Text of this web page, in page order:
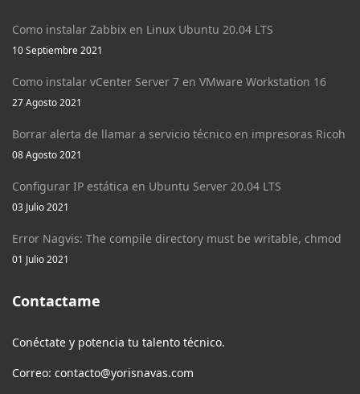
Como instalar Zabbix en Linux Ubuntu 20.04 LTS
10 Septiembre 2021
Como instalar vCenter Server 7 en VMware Workstation 16
27 Agosto 2021
Borrar alerta de llamar a servicio técnico en impresoras Ricoh
08 Agosto 2021
Configurar IP estática en Ubuntu Server 20.04 LTS
03 Julio 2021
Error Nagvis: The compile directory must be writable, chmod
01 Julio 2021
Contactame
Conéctate y potencia tu talento técnico.
Correo: contacto@yorisnavas.com